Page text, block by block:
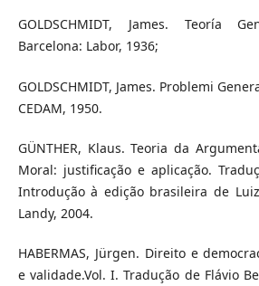
GOLDSCHMIDT, James. Teoría
Barcelona: Labor, 1936;
GOLDSCHMIDT, James. Problemi
CEDAM, 1950.
GÜNTHER, Klaus. Teoria da
Moral: justificação e aplicação.
Introdução à edição brasileira de
Landy, 2004.
HABERMAS, Jürgen. Direito e
e validade.Vol. I. Tradução de Flávio